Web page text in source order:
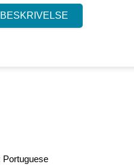
Portuguese